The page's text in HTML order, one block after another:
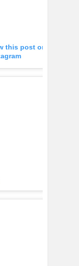
this post on